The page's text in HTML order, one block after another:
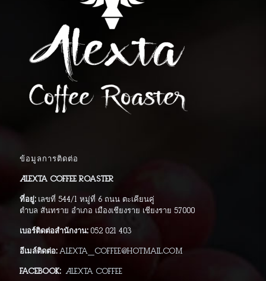
ข้อมูลการติดต่อ
Alexta Coffee Roaster
ที่อยู่:เลขที่ 544/1 หมู่ที่ 6 ถนน ตะเคียนคู่
ตำบล สันทราย อำเภอ เมืองเชียงราย เชียงราย 57000
เบอร์ติดต่อสำนักงาน:052 021 403
อีเมล์ติดต่อ: alexta_coffee@hotmail.com
Facebook: Alexta Coffee